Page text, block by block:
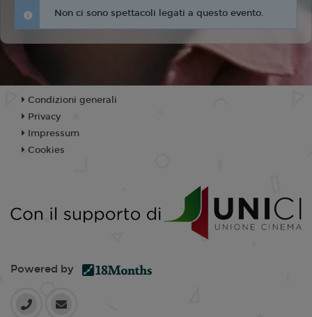
Non ci sono spettacoli legati a questo evento.
Condizioni generali
Privacy
Impressum
Cookies
Powered by